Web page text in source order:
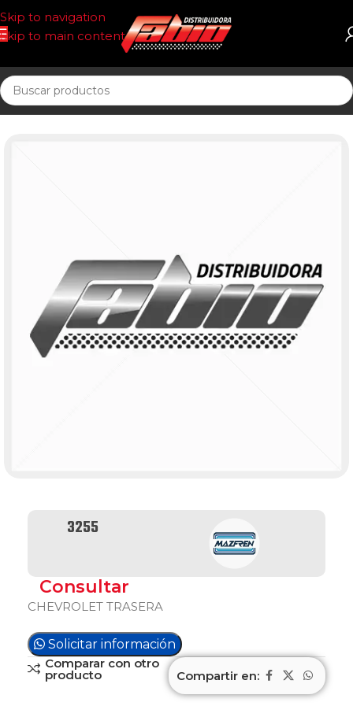
Skip to navigation
Skip to main content
Inicio PASTILLAS DE FRENO
3255
Consultar
CHEVROLET TRASERA
Solicitar información
Comparar con otro
producto Compartir en: